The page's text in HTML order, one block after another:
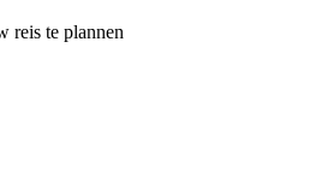
reis te plannen